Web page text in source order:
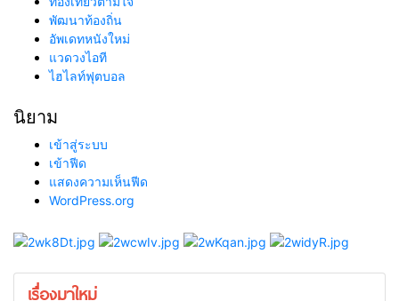
พัฒนาท้องถิ่น
อัพเดทหนังใหม่
แวดวงไอที
ไฮไลท์ฟุตบอล
นิยาม
เข้าสู่ระบบ
เข้าฟีด
แสดงความเห็นฟีด
WordPress.org
เรื่องมาใหม่